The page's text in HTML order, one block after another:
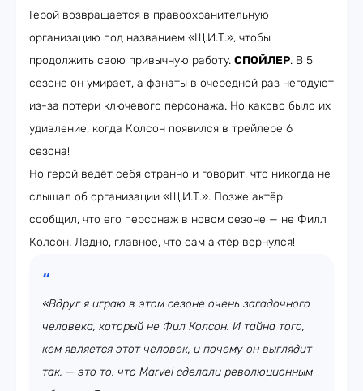
Герой возвращается в правоохранительную
организацию под названием «Щ.И.Т.», чтобы
продолжить свою привычную работу. СПОЙЛЕР. В 5
сезоне он умирает, а фанаты в очередной раз негодуют
из-за потери ключевого персонажа. Но каково было их
удивление, когда Колсон появился в трейлере 6
сезона!
Но герой ведёт себя странно и говорит, что никогда не
слышал об организации «Щ.И.Т.». Позже актёр
сообщил, что его персонаж в новом сезоне — не Филл
Колсон. Ладно, главное, что сам актёр вернулся!
«Вдруг я играю в этом сезоне очень загадочного
человека, который не Фил Колсон. И тайна того,
кем является этот человек, и почему он выглядит
так, — это то, что Marvel сделали революционным